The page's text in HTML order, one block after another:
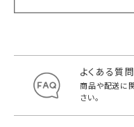
よくある質問
商品や配送に
さい。